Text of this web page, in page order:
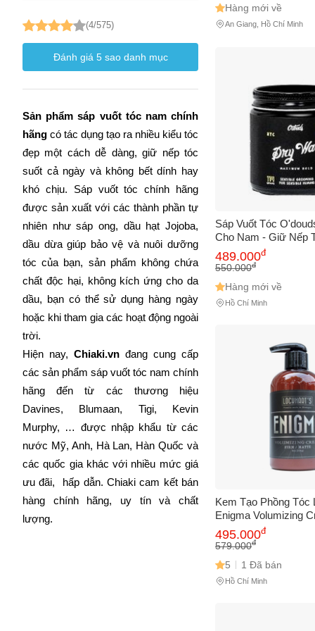
(4/575)
Đánh giá 5sao danh mục
Sản phẩm sáp vuốt tóc nam chính
hãng có tác dụng tạo ra nhiều kiểu tóc
đẹp một cách dễ dàng, giữ nếp tóc
suốt cả ngày và không bết dính hay
khó chịu. Sáp vuốt tóc chính hãng
được sản xuất với các thành phần tự
nhiên như sáp ong, dầu hạt Jojoba,
dầu dừa giúp bảo vệ và nuôi dưỡng
tóc của bạn, sản phẩm không chứa
chất độc hại, không kích ứng cho da
dầu, bạn có thể sử dụng hàng ngày
hoặc khi tham gia các hoạt động ngoài
trời.
Hiện nay, Chiaki.vn đang cung cấp
các sản phẩm sáp vuốt tóc nam chính
hãng đến từ các thương hiệu
Davines, Blumaan, Tigi, Kevin
Murphy, … được nhập khẩu từ các
nước Mỹ, Anh, Hà Lan, Hàn Quốc và
các quốc gia khác với nhiều mức giá
ưu đãi,  hấp dẫn. Chiaki cam kết bán
hàng chính hãng, uy tín và chất
lượng.
Hàng mới về
An Giang, Hồ Chí Minh
Sáp Vuốt Tóc
Cho Nam - Giữ Nếp
Tóc Tự Nhiên -
Trà Xanh 114g
489.000đ
550.000đ
Hàng mới về
Hồ Chí Minh
Kem Tạo Phồng Tóc
Enigma Volumizing
Trì Nếp Tóc Mạnh
Matte, Phù Hợp Với
495.000đ
579.000đ
5 1 Đã bán
Hồ Chí Minh